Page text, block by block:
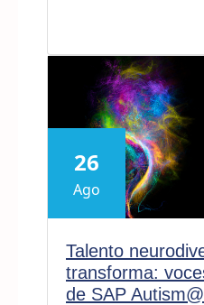
26
Ago
Talento
transforma:
de SAP